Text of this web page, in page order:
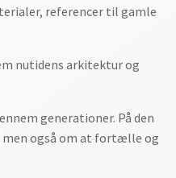
referencer til gamle
nutidens arkitektur og
generationer. På den
men også om at fortælle og